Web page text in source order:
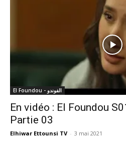
El Foundou - الفوندو
En vidéo : El Foundou
Partie 03
Elhiwar Ettounsi TV - 3 mai 2021